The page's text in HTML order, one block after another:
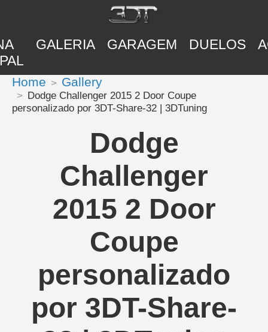
GALERIA GARAGEM DUELOS
Home Gallery
Dodge Challenger 2015 2 Door Coupe
personalizado por 3DT-Share-32 | 3DTuning
Dodge
Challenger
2015 2 Door
Coupe
personalizado
por 3DT-Share-